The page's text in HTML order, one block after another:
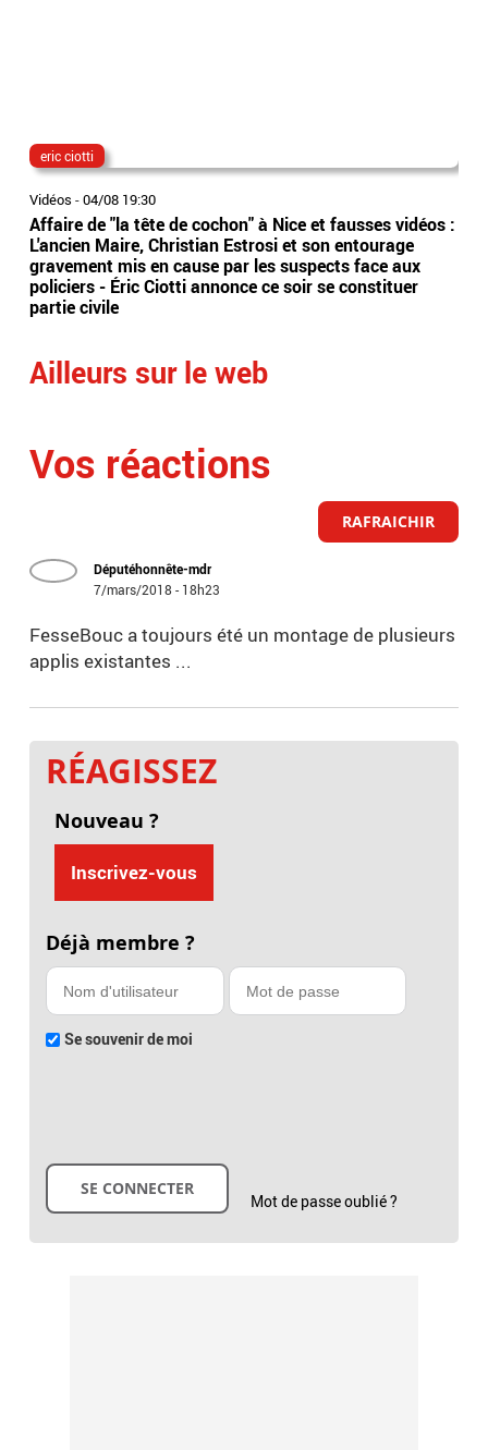
eric ciotti
Vidéos -04/08 19:30
Affaire de "la tête de cochon" à Nice et fausses vidéos :
L'ancien Maire, Christian Estrosi et son entourage
gravement mis en cause par les suspects face aux
policiers - Éric Ciotti annonce ce soir se constituer
partie civile
Ailleurs sur le web
Vos réactions
RAFRAICHIR
Députéhonnête-mdr
7/mars/2018 - 18h23
FesseBouc a toujours été un montage de plusieurs
applis existantes ...
RÉAGISSEZ
Nouveau ?
Inscrivez-vous
Déjà membre ?
Se souvenir de moi
Mot de passe oublié ?